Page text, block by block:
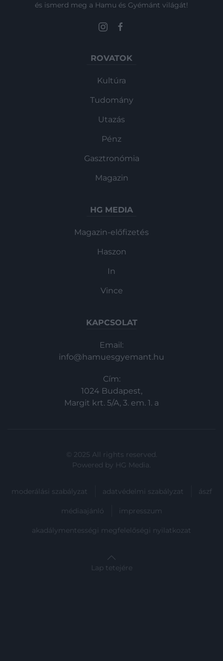
és ismerd meg a Hamu és Gyémánt világát!
ROVATOK
Kultúra
Tudomány
Utazás
Pénz
Gasztronómia
Magazin
HG MEDIA
Magazin-előfizetés
Haszon
In
Vince
KAPCSOLAT
Email:
info@hamuesgyemant.hu
Cím:
1024 Budapest,
Margit krt. 5/A, 3. em. 1. a
© 2025 All rights reserved.
Powered by HG Media.
moderálási szabályzat adatvédelmi szabályzat ászf
médiaajánló impresszum
akadálymentességi megfelelőségi nyilatkozat
Lap tetejére